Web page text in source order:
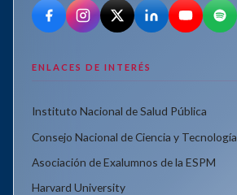
ENLACES DE INTERÉS
Instituto Nacional de Salud Pública
Consejo Nacional de Ciencia y Tecnología
Asociación de Exalumnos de la ESPM
Harvard University